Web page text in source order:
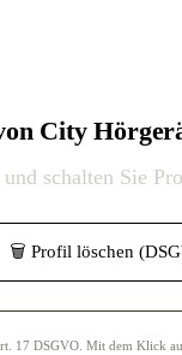
City
schalten Sie
🗑 Profil löschen
17 DSGVO. Mit dem Klick